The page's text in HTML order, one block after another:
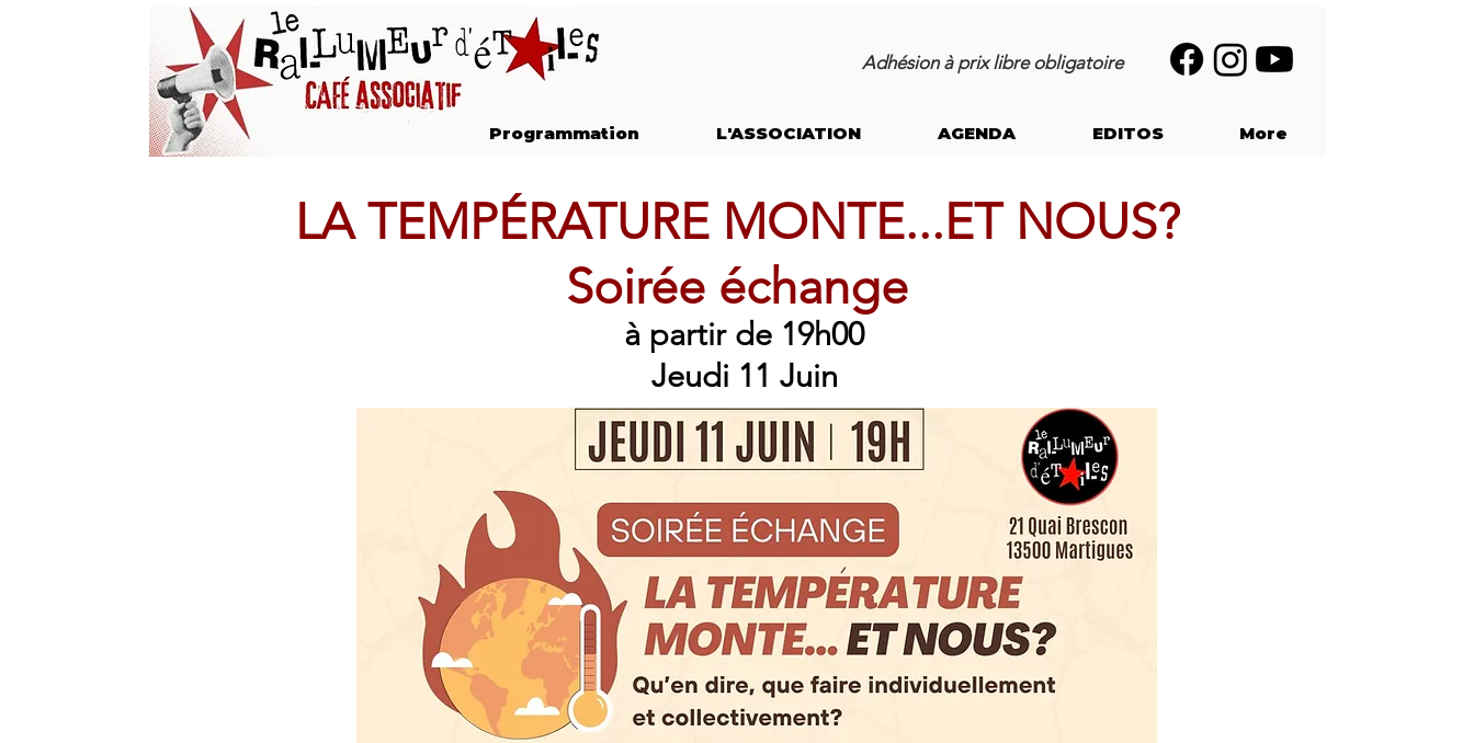
Programmation L'ASSOCIATION AGENDA EDITOS More
Adhésion à prix libre obligatoire
LA TEMPÉRATURE MONTE...ET NOUS?
Soirée échange
à partir de 19h00
Jeudi 11 Juin